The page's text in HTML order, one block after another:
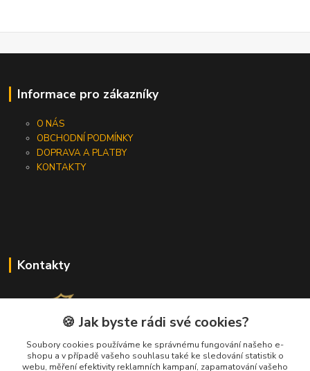
Informace pro zákazníky
O NÁS
OBCHODNÍ PODMÍNKY
DOPRAVA A PLATBY
KONTAKTY
Kontakty
+420 733 562 259
🍪 Jak byste rádi své cookies?
Soubory cookies používáme ke správnému fungování našeho e-
shopu a v případě vašeho souhlasu také ke sledování statistik o
webu, měření efektivity reklamních kampaní, zapamatování vašeho